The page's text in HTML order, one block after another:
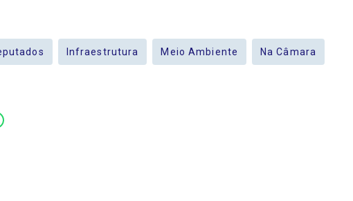
Infraestrutura Meio Ambiente Na Câmara